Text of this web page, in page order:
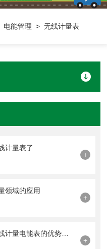
电能管理 > 无线计量表
计量表了
+
领域的应用
+
+